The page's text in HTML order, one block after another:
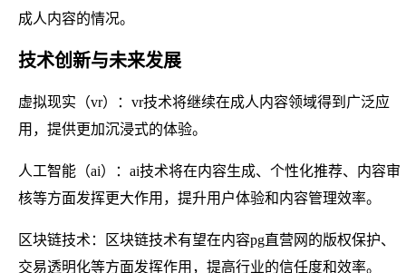
成人内容的情况。
技术创新与未来发展
虚拟现实（vr）：vr技术将继续在成人内容领域得到广泛应
用，提供更加沉浸式的体验。
人工智能（ai）：ai技术将在内容生成、个性化推荐、内容审
核等方面发挥更大作用，提升用户体验和内容管理效率。
区块链技术：区块链技术有望在内容pg直营网的版权保护、
交易透明化等方面发挥作用，提高行业的信任度和效率。